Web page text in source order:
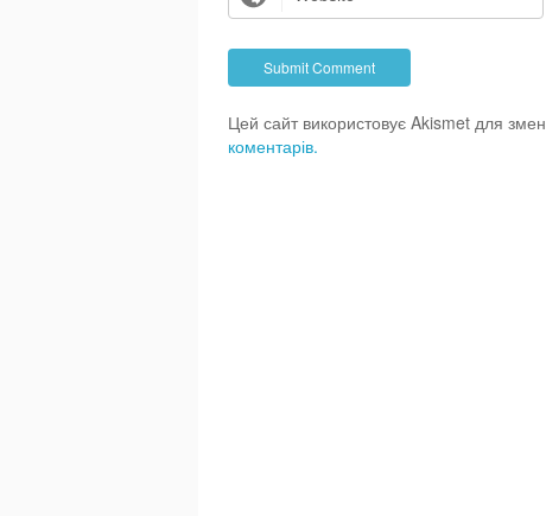
Цей сайт використовує Akismet для
коментарів.